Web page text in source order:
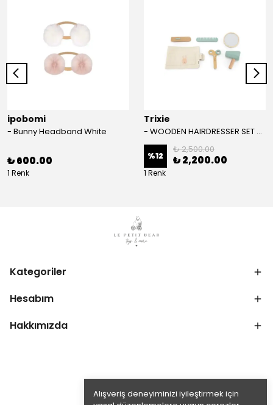
Alışveriş deneyiminizi iyileştirmek için
ipobomi
- Bunny Headband White
₺ 600.00
1 Renk
Trixie
- WOODEN HAIRDRESSER SET - AHŞAP KUAFÖR SETİ
%12
₺ 2,500.00
₺ 2,200.00
1 Renk
Kategoriler
Hesabım
Hakkımızda